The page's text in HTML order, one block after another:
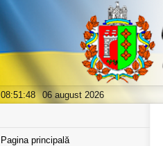
08:51:49 06 august 2026
Pagina principală